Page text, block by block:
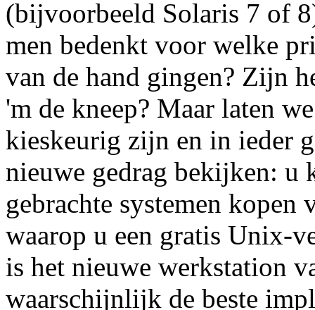
(bijvoorbeeld Solaris 7 of
men bedenkt voor welke
van de hand gingen? Zijn
'm de kneep? Maar laten
kieskeurig zijn en in ieder
nieuwe gedrag bekijken: u
gebrachte systemen
waarop u een gratis Unix-
is het nieuwe werkstation
waarschijnlijk de beste